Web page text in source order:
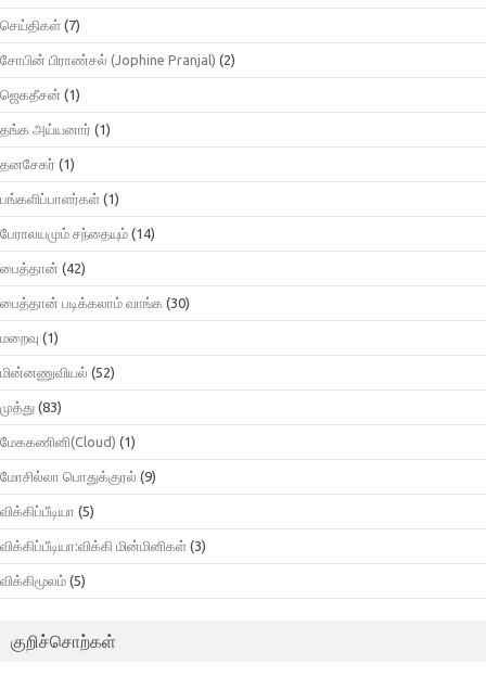
செய்திகள் (7)
சோபின் பிராண்சல் (Jophine Pranjal) (2)
ஜெகதீசன் (1)
தங்க அய்யனார் (1)
தனசேகர் (1)
பங்களிப்பாளர்கள் (1)
பேராலயமும் சந்தையும் (14)
பைத்தான் (42)
பைத்தான் படிக்கலாம் வாங்க (30)
மறைவு (1)
மின்னணுவியல் (52)
முத்து (83)
மேககணினி(Cloud) (1)
மோசில்லா பொதுக்குரல் (9)
விக்கிப்பீடியா (5)
விக்கிப்பீடியா:விக்கி மின்மினிகள் (3)
விக்கிமூலம் (5)
குறிச்சொற்கள்